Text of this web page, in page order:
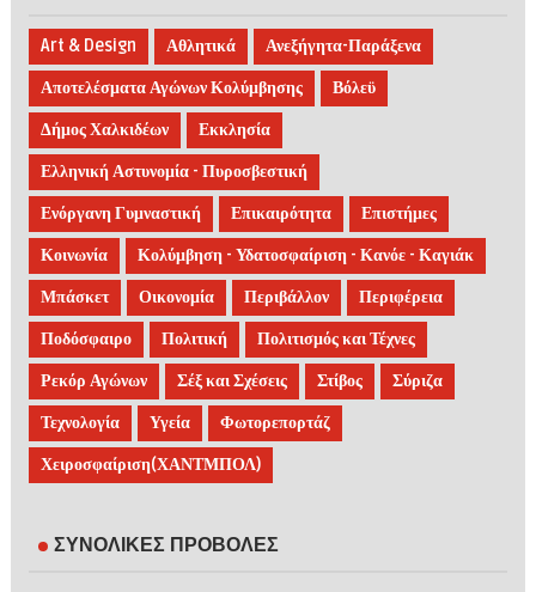
Art & Design Αθλητικά Ανεξήγητα-Παράξενα
Αποτελέσματα Αγώνων Κολύμβησης Βόλεϋ
Δήμος Χαλκιδέων Εκκλησία
Ελληνική Αστυνομία - Πυροσβεστική
Ενόργανη Γυμναστική Επικαιρότητα Επιστήμες
Κοινωνία Κολύμβηση - Υδατοσφαίριση - Κανόε - Καγιάκ
Μπάσκετ Οικονομία Περιβάλλον Περιφέρεια
Ποδόσφαιρο Πολιτική Πολιτισμός και Τέχνες
Ρεκόρ Αγώνων Σέξ και Σχέσεις Στίβος Σύριζα
Τεχνολογία Υγεία Φωτορεπορτάζ
Χειροσφαίριση(ΧΑΝΤΜΠΟΛ)
ΣΥΝΟΛΙΚΕΣ ΠΡΟΒΟΛΕΣ